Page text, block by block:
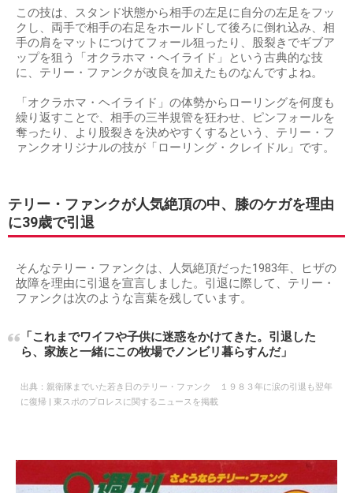
この技は、スタンド状態から相手の左足に自分の左足をフッ
クし、両手で相手の右足をホールドして後ろに倒れ込み、相
手の肩をマットにつけてフォール狙ったり、股裂きでギブア
ップを狙う「オクラホマ・ヘイライド」という古典的な技
に、テリー・ファンクが改良を加えたものなんですよね。
「オクラホマ・ヘイライド」の体勢からローリングを何度も
繰り返すことで、相手の三半規管を狂わせ、ピンフォールを
奪ったり、より股裂きを決めやすくするという、テリー・フ
ァンクオリジナルの技が「ローリング・クレイドル」です。
テリー・ファンクが人気絶頂の中、膝のケガを理由
に39歳で引退
そんなテリー・ファンクは、人気絶頂だった1983年、ヒザの
故障を理由に引退を宣言しました。引退に際して、テリー・
ファンクは次のような言葉を残しています。
「これまでワイフや子供に迷惑をかけてきた。引退した
ら、家族と一緒にこの牧場でノンビリ暮らすんだ」
出典： 親衛隊までいた若き日のテリー・ファンク １９８３年に涙の引退も翌年
に復帰 | 東スポのプロレスに関するニュースを掲載